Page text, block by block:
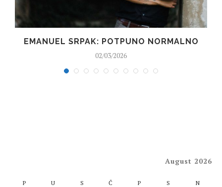
EMANUEL SRPAK: POTPUNO NORMALNO
02/03/2026
August 2026
P U S Č P S N